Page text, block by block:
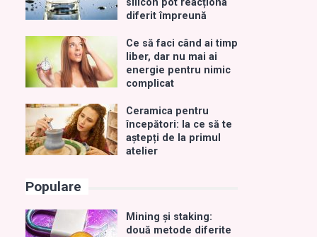
silicon pot reacționa
diferit împreună
Ce să faci când ai timp
liber, dar nu mai ai
energie pentru nimic
complicat
Ceramica pentru
începători: la ce să te
aștepți de la primul
atelier
Populare
Mining și staking:
două metode diferite